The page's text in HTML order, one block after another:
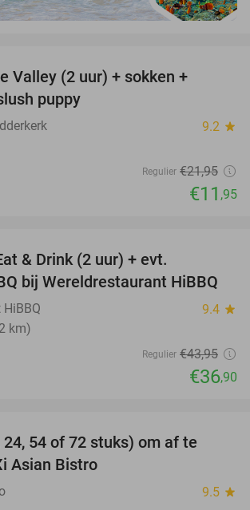
Valley (2 uur) + sokken +
puppy
9.2 star
Regulier €21,95
€11 ,95
& Drink (2 uur) + evt.
bij Wereldrestaurant HiBBQ
9.4 star
km)
Regulier €43,95
€36,90
24, 54 of 72 stuks) om af te
Asian Bistro
9.5 star